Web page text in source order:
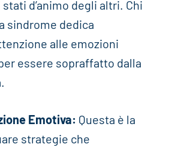
d’animo degli altri. Chi
sindrome dedica
alle emozioni
essere sopraffatto dalla
Emotiva: Questa è la
strategie che